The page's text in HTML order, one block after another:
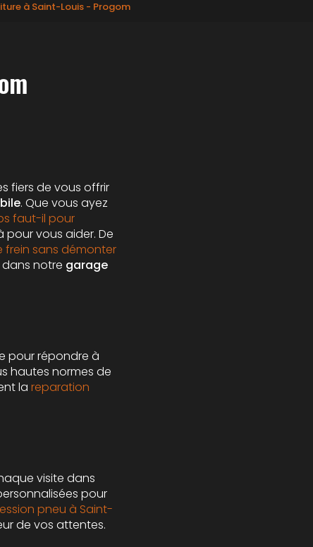
à Saint-Louis - Progom
fiers de vous offrir
. Que vous ayez
faut-il pour
pour vous aider. De
frein sans démonter
notre garage
pour répondre à
hautes normes de
la reparation
visite dans
pour
pneu à Saint-
de vos attentes.